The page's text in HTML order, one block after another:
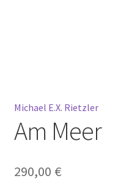
Michael E.X. Rietzler
Am Meer
290,00 €